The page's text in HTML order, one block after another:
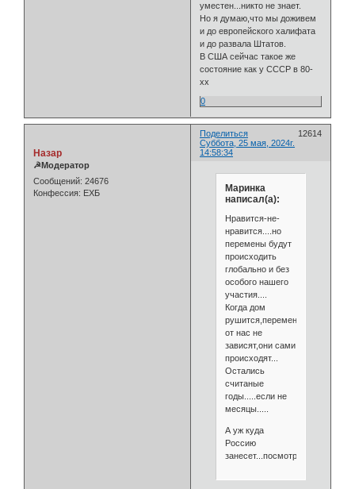
уместен...никто не знает.
Но я думаю,что мы доживем
и до европейского халифата
и до развала Штатов.
В США сейчас такое же
состояние как у СССР в 80-
хх
0
Поделиться
12614
Суббота, 25 мая, 2024г.
14:58:34
Назар
☭Модератор
Сообщений: 24676
Конфессия: ЕХБ
Маринка
написал(а):
Нравится-не-
нравится....но
перемены будут
происходить
глобально и без
особого нашего
участия....
Когда дом
рушится,перемены
от нас не
зависят,они сами
происходят...
Остались
считаные
годы.....если не
месяцы.....
А уж куда
Россию
занесет...посмотрим.